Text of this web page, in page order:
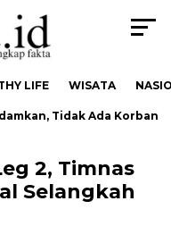
LIFE WISATA
Tidak Ada Korban
2, Timnas
Selangkah